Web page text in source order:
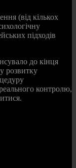
(від кількох
підходів
до кінця
розвитку
контролю,